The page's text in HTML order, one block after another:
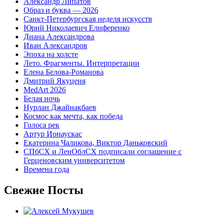
Образ и буква — 2026
Санкт-Петербургская неделя искусств
Юрий Николаевич Елиференко
Диана Александрова
Иван Александров
Эпоха на холсте
Лето. Фрагменты. Интерпретации
Елена Белова-Романова
Дмитрий Якуценя
MedArt 2026
Белая ночь
Нурлан Джайнакбаев
Космос как мечта, как победа
Голоса рек
Артур Ионаускас
Екатерина Чаликова, Виктор Даньковский
СПбСХ и ЛенОблСХ подписали соглашение с
Герценовским университетом
Времена года
Свежие Посты